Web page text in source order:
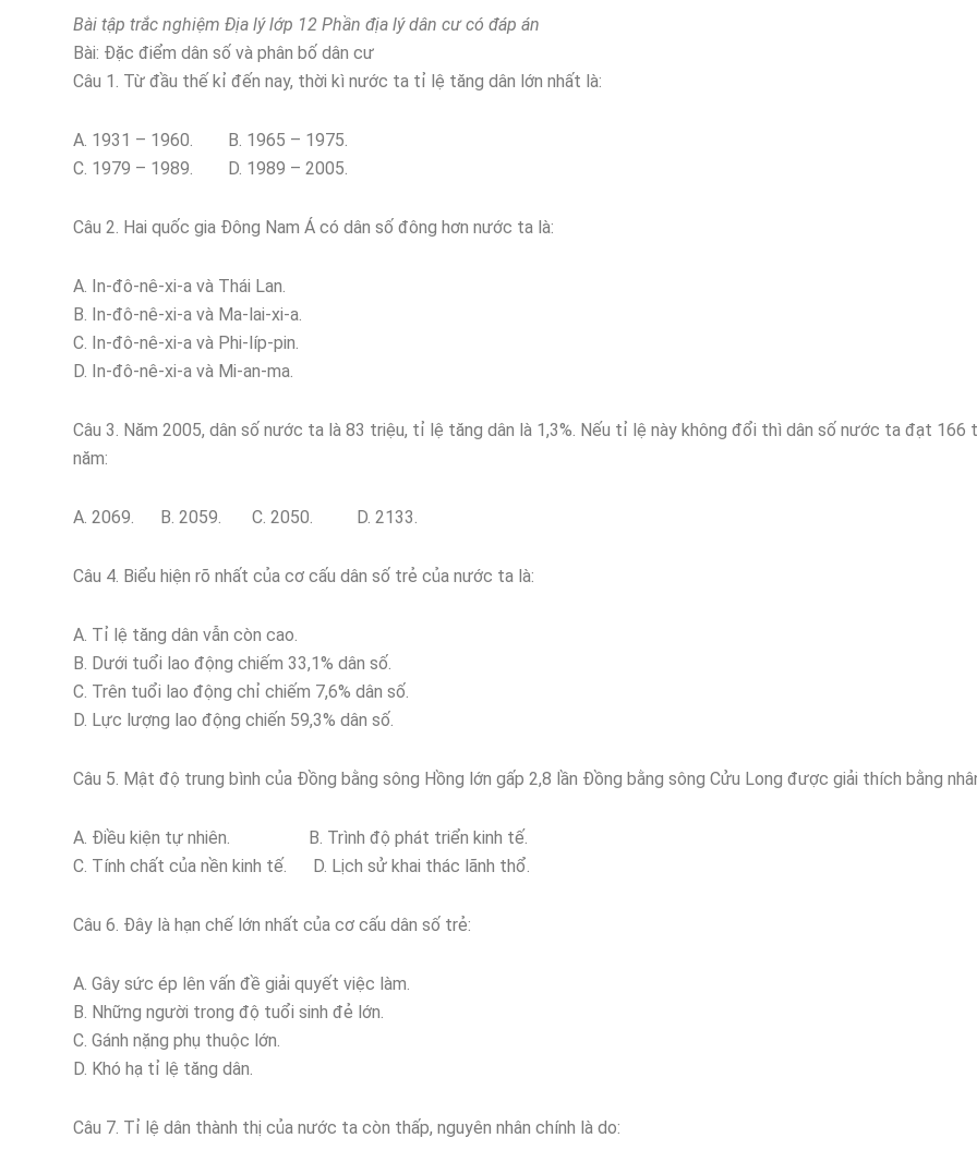
Bài tập trắc nghiệm Địa lý lớp 12 Phần địa lý dân cư có đáp án
Bài: Đặc điểm dân số và phân bố dân cư
Câu 1. Từ đầu thế kỉ đến nay, thời kì nước ta tỉ lệ tăng dân lớn nhất là:
A. 1931 – 1960. B. 1965 – 1975.
C. 1979 – 1989. D. 1989 – 2005.
Câu 2. Hai quốc gia Đông Nam Á có dân số đông hơn nước ta là:
A. In-đô-nê-xi-a và Thái Lan.
B. In-đô-nê-xi-a và Ma-lai-xi-a.
C. In-đô-nê-xi-a và Phi-líp-pin.
D. In-đô-nê-xi-a và Mi-an-ma.
Câu 3. Năm 2005, dân số nước ta là 83 triệu, tỉ lệ tăng dân là 1,3%. Nếu tỉ lệ này không đổi thì dân số nước ta đạt 166
năm:
A. 2069. B. 2059. C. 2050. D. 2133.
Câu 4. Biểu hiện rõ nhất của cơ cấu dân số trẻ của nước ta là:
A. Tỉ lệ tăng dân vẫn còn cao.
B. Dưới tuổi lao động chiếm 33,1% dân số.
C. Trên tuổi lao động chỉ chiếm 7,6% dân số.
D. Lực lượng lao động chiến 59,3% dân số.
Câu 5. Mật độ trung bình của Đồng bằng sông Hồng lớn gấp 2,8 lần Đồng bằng sông Cửu Long được giải thích bằng
A. Điều kiện tự nhiên. B. Trình độ phát triển kinh tế.
C. Tính chất của nền kinh tế. D. Lịch sử khai thác lãnh thổ.
Câu 6. Đây là hạn chế lớn nhất của cơ cấu dân số trẻ:
A. Gây sức ép lên vấn đề giải quyết việc làm.
B. Những người trong độ tuổi sinh đẻ lớn.
C. Gánh nặng phụ thuộc lớn.
D. Khó hạ tỉ lệ tăng dân.
Câu 7. Tỉ lệ dân thành thị của nước ta còn thấp, nguyên nhân chính là do: